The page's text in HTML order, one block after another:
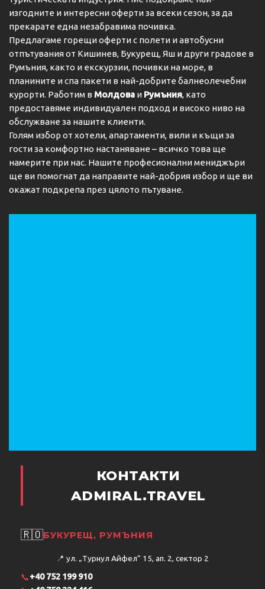
изгодните и интересни оферти за всеки сезон, за да
прекарате една незабравима почивка.
Предлагаме горещи оферти с полети и автобусни
отпътувания от Кишинев, Букурещ, Яш и други градове в
Румъния, както и екскурзии, почивки на море, в
планините и спа пакети в най-добрите балнеолечебни
курорти. Работим в Молдова и Румъния, като
предоставяме индивидуален подход и високо ниво на
обслужване за нашите клиенти.
Голям избор от хотели, апартаменти, вили и къщи за
гости за комфортно настаняване – всичко това ще
намерите при нас. Нашите професионални мениджъри
ще ви помогнат да направите най-добрия избор и ще ви
окажат подкрепа през цялото пътуване.
КОНТАКТИ
ADMIRAL.TRAVEL
🇷🇴БУКУРЕЩ, РУМЪНИЯ
📍 ул. „Турнул Айфел“ 15, ап. 2, сектор 2
📞+40 752 199 910